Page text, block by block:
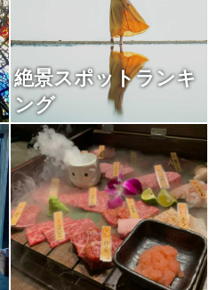
絶景スポットランキ
ング